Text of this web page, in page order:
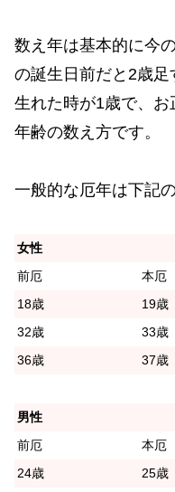
数え年は基本的に今
の誕生日前だと2歳
生れた時が1歳で、お
年齢の数え方です。
一般的な厄年は下記
女性
前厄
本厄
18歳
19歳
32歳
33歳
36歳
37歳
男性
前厄
本厄
24歳
25歳